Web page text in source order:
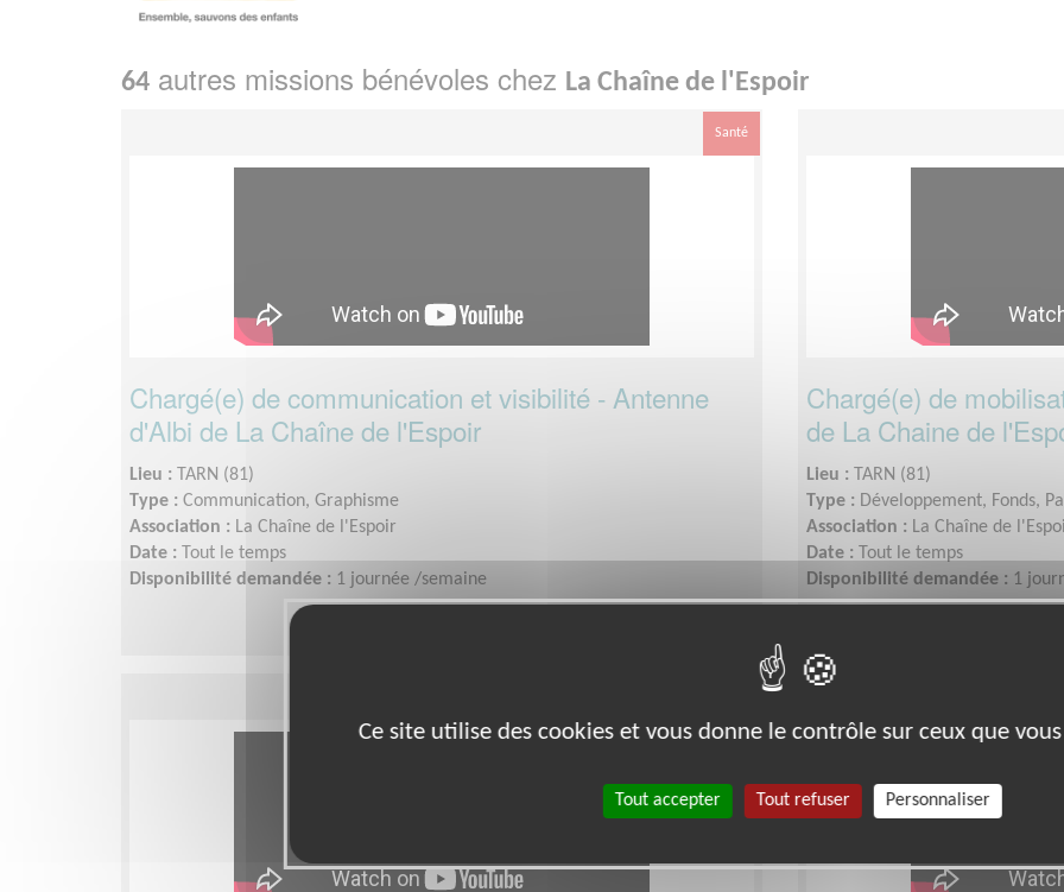
64 autres missions bénévoles chez La Chaîne de l'Espoir
Santé
Chargé(e) de communication et visibilité - Antenne
d'Albi de La Chaîne de l'Espoir
Lieu : TARN (81)
Type : Communication, Graphisme
Association : La Chaîne de l'Espoir
Date : Tout le temps
Disponibilité demandée : 1 journée /semaine
Chargé(e) de
de La Chaine de
Lieu : TARN (81)
Type : Développement, Fonds,
Association : La Chaîne de
Date : Tout le temps
Disponibilité demandée : 1
Ce site utilise des cookies et vous donne le contrôle sur ceux que
Tout accepter Tout refuser Personnaliser